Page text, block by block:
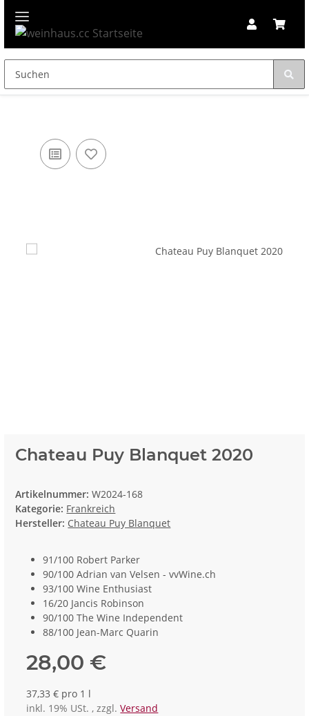
Chateau Puy Blanquet 2020
Artikelnummer:W2024-168
Kategorie: Frankreich
Hersteller: Chateau Puy Blanquet
91/100 Robert Parker
90/100 Adrian van Velsen - vvWine.ch
93/100 Wine Enthusiast
16/20 Jancis Robinson
90/100 The Wine Independent
88/100 Jean-Marc Quarin
28,00 €
37,33 € pro 1 l
inkl. 19% USt. , zzgl.Versand